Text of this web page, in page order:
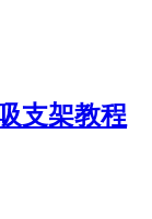
支架教程